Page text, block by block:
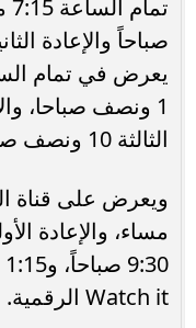
الثالثة 10 ونصف صباحا.
Watch it الرقمية.